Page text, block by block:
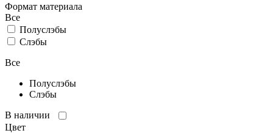
Формат материала
Все
Полуслэбы
Слэбы
Все
Полуслэбы
Слэбы
В наличии
Цвет